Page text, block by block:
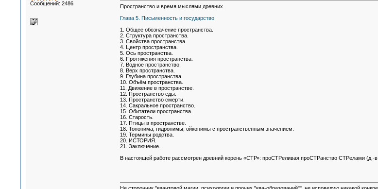
Сообщений: 2486
Пространство и время мыслями древних.
Глава 5. Письменность и государство
1. Общее обозначение пространства.
2. Структура пространства.
3. Свойства пространства.
4. Центр пространства.
5. Ось пространства.
6. Протяжения пространства.
7. Водное пространство.
8. Верх пространства.
9. Глубина пространства.
10. Объём пространства.
11. Движение в пространстве.
12. Пространство еды.
13. Пространство смерти.
14. Сакральное пространство.
15. Обитатели пространства.
16. Старость.
17. Птицы в пространстве.
18. Топонима, гидронимы, ойконимы с пространственным значением.
19. Термины родства.
20. ИСТОРИЯ.
21. Заключение.
В настоящей работе рассмотрен древний корень «СТР»: проСТРеливая проСТРанство СТРелами (д.-